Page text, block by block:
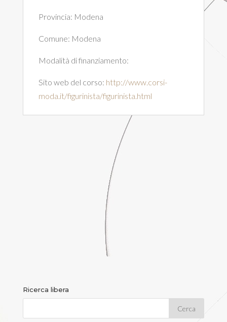
Provincia: Modena
Comune: Modena
Modalità di finanziamento:
Sito web del corso: http://www.corsi-
moda.it/figurinista/figurinista.html
Ricerca libera